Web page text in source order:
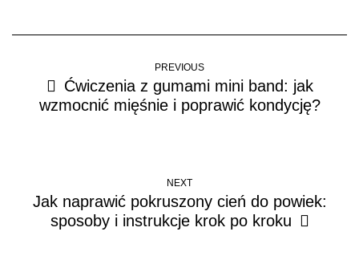
PREVIOUS
Ćwiczenia z gumami mini band: jak
wzmocnić mięśnie i poprawić kondycję?
NEXT
Jak naprawić pokruszony cień do powiek:
sposoby i instrukcje krok po kroku